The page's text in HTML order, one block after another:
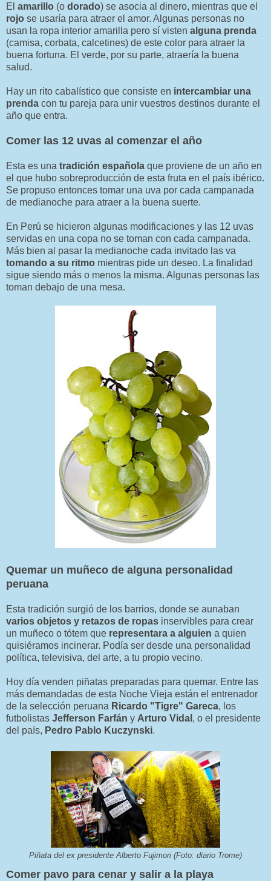
El amarillo (o dorado) se asocia al dinero, mientras que el
rojo se usaría para atraer el amor. Algunas personas no
usan la ropa interior amarilla pero sí visten alguna prenda
(camisa, corbata, calcetines) de este color para atraer la
buena fortuna. El verde, por su parte, atraería la buena
salud.
Hay un rito cabalístico que consiste en intercambiar una
prenda con tu pareja para unir vuestros destinos durante el
año que entra.
Comer las 12 uvas al comenzar el año
Esta es una tradición española que proviene de un año en
el que hubo sobreproducción de esta fruta en el país ibérico.
Se propuso entonces tomar una uva por cada campanada
de medianoche para atraer a la buena suerte.
En Perú se hicieron algunas modificaciones y las 12 uvas
servidas en una copa no se toman con cada campanada.
Más bien al pasar la medianoche cada invitado las va
tomando a su ritmo mientras pide un deseo. La finalidad
sigue siendo más o menos la misma. Algunas personas las
toman debajo de una mesa.
Quemar un muñeco de alguna personalidad
peruana
Esta tradición surgió de los barrios, donde se aunaban
varios objetos y retazos de ropas inservibles para crear
un muñeco o tótem que representara a alguien a quien
quisiéramos incinerar. Podía ser desde una personalidad
política, televisiva, del arte, a tu propio vecino.
Hoy día venden piñatas preparadas para quemar. Entre las
más demandadas de esta Noche Vieja están el entrenador
de la selección peruana Ricardo "Tigre" Gareca, los
futbolistas Jefferson Farfán y Arturo Vidal , o el presidente
del país, Pedro Pablo Kuczynski.
Piñata del ex presidente Alberto Fujimori (Foto: diario Trome)
Comer pavo para cenar y salir a la playa